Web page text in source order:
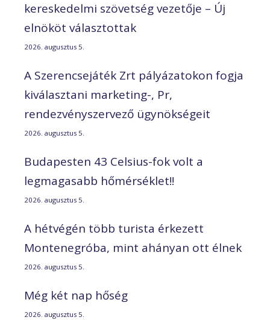
kereskedelmi szövetség vezetője – Új
elnököt választottak
2026. augusztus 5.
A Szerencsejáték Zrt pályázatokon fogja
kiválasztani marketing-, Pr,
rendezvényszervező ügynökségeit
2026. augusztus 5.
Budapesten 43 Celsius-fok volt a
legmagasabb hőmérséklet!!
2026. augusztus 5.
A hétvégén több turista érkezett
Montenegróba, mint ahányan ott élnek
2026. augusztus 5.
Még két nap hőség
2026. augusztus 5.